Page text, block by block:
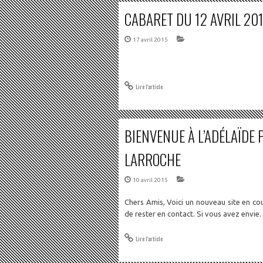
CABARET DU 12 AVRIL
17 avril 2015
Lire l'article
BIENVENUE À
LARROCHE
10 avril 2015
Chers Amis, Voici un nouveau site en
de rester en contact. Si vous avez
Lire l'article